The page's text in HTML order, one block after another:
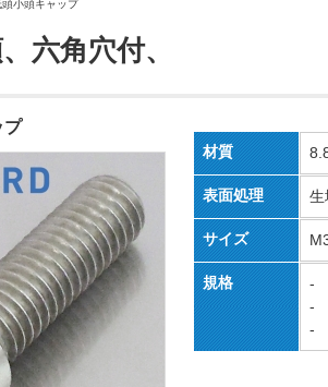
頭小頭キャップ
六角穴付、
プ
材質
表面処理 生
サイズ
規格
-
-
-